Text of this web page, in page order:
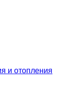
и отопления